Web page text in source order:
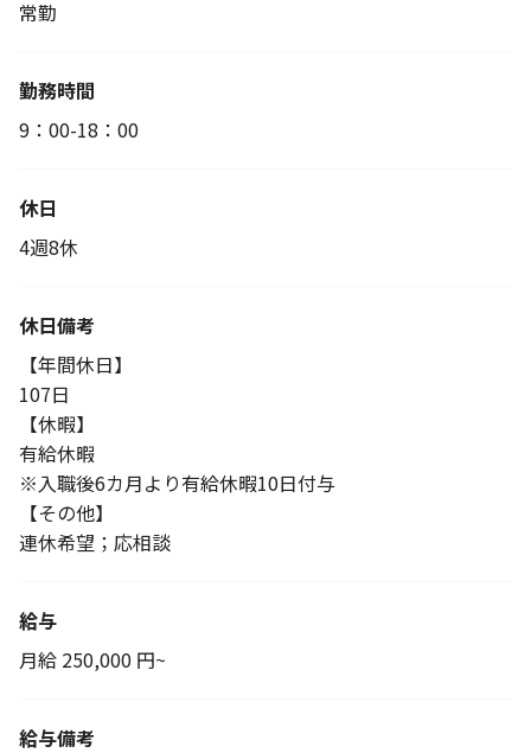
常勤
勤務時間
9：00-18：00
休日
4週8休
休日備考
【年間休日】
107日
【休暇】
有給休暇
※入職後6カ月より有給休暇10日付与
【その他】
連休希望；応相談
給与
月給 250,000 円~
給与備考